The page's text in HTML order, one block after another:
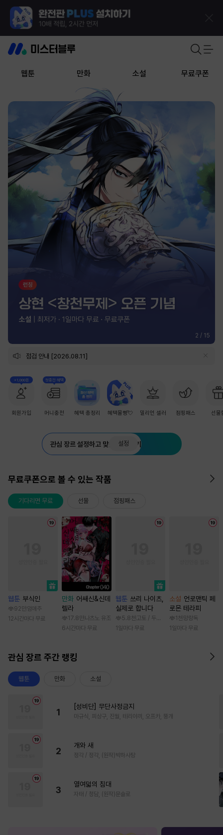
웹툰 만화 소설 무료쿠폰
2 / 15
점검 안내 [2026.08.11]
+1,000원
회원가입
첫충전 혜택
머니충전 혜택 총정리 혜택몰빵💘 밀리언 셀러 점핑패스 선물
관심 장르 설정하고 맞춤 추천 받기
설정
무료쿠폰으로 볼 수 있는 작품
기다리면 무료 선물 점핑패스
웹툰 부식인
92만 임애주
12시간마다 무료
만화 어쌔신&신데
렐라
17.8만 나츠노 유조
6시간마다 무료
웹툰 쓰리 나이츠,
실제로 합니다
5.8천 고토 / 두나래
1일마다 무료
소설 언로맨틱 페
로몬 테라피
1천 망랑독
1일마다 무료
관심 장르 주간 랭킹
웹툰 만화 소설
1
[성비단] 무단사정금지
마규식, 피상구, 진월, 테리야끼, 오프카, 뚱개
2
개와 새
정각 / 정각, (원작)박하사탕
3
열여덟의 침대
자태 / 청담, (원작)문슬로